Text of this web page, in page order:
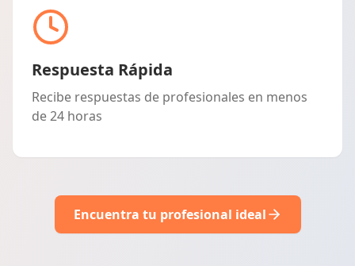
Respuesta Rápida
Recibe respuestas de profesionales en menos
de 24 horas
Encuentra tu profesional ideal